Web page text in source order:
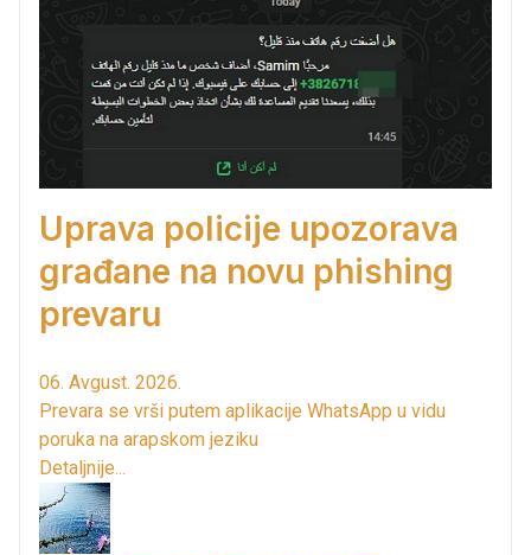
Uprava policije upozorava
građane na novu phishing
prevaru
06. Avgust. 2026.
Prevara se vrši putem aplikacije WhatsApp u vidu
poruka na arapskom jeziku
Detaljnije...